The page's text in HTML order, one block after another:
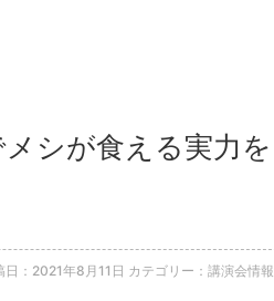
シが食える実力を
日：2021年8月11日 カテゴリー：講演会情報